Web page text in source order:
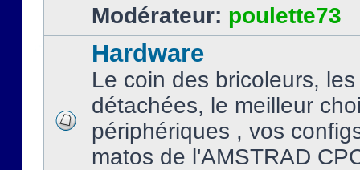
Modérateur: poulette73
Hardware
Le coin des bricoleurs,
détachées, le meilleur
périphériques , vos
matos de l'AMSTRAD